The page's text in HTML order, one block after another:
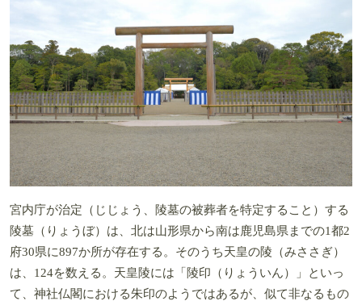
宮内庁が治定（じじょう、陵墓の被葬者を特定すること）する
陵墓（りょうぼ）は、北は山形県から南は鹿児島県までの1都2
府30県に897か所が存在する。そのうち天皇の陵（みささぎ）
は、124を数える。天皇陵には「陵印（りょういん）」といっ
て、神社仏閣における朱印のようではあるが、似て非なるもの